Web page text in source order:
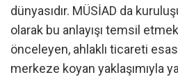
dünyasıdır. MÜSİAD da
olarak bu anlayışı temsil
önceleyen, ahlaklı ticareti
merkeze koyan yaklaşımıyla